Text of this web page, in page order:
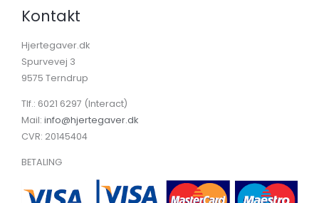
Kontakt
Hjertegaver.dk
Spurvevej 3
9575 Terndrup
Tlf.: 6021 6297 (Interact)
Mail: info@hjertegaver.dk
CVR: 20145404
BETALING